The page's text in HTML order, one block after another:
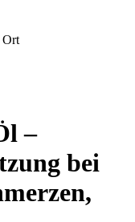
Ort
–
bei
,